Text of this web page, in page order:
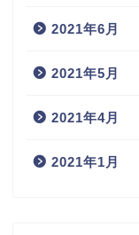
2021年6月
2021年5月
2021年4月
2021年1月